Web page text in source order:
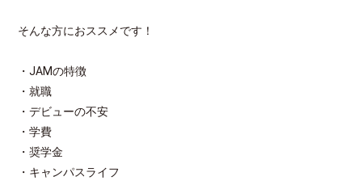
そんな方におススメです！
・JAMの特徴
・就職
・デビューの不安
・学費
・奨学金
・キャンパスライフ